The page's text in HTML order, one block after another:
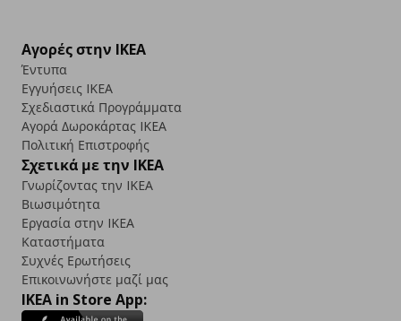
Αγορές στην IKEA
Έντυπα
Εγγυήσεις IKEA
Σχεδιαστικά Προγράμματα
Αγορά Δωρoκάρτας IKEA
Πολιτική Επιστροφής
Σχετικά με την IKEA
Γνωρίζοντας την IKEA
Βιωσιμότητα
Εργασία στην IKEA
Καταστήματα
Συχνές Ερωτήσεις
Επικοινωνήστε μαζί μας
IKEA in Store App: